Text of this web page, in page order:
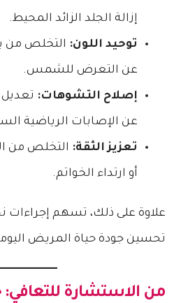
إزالة الجلد الزائد المحيط.
توحيد اللون: التخلص من
عن التعرض للشمس.
إصلاح التشوهات: تعديل
عن الإصابات الرياضية
تعزيز الثقة: التخلص من
أو ارتداء الخواتم.
علاوة على ذلك، تسهم إجراءات
تحسين جودة حياة المريض
من الاستشارة